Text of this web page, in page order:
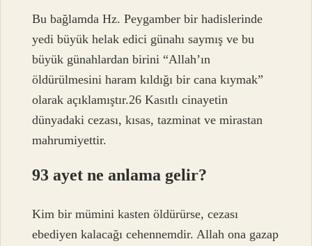
Bu bağlamda Hz. Peygamber bir hadislerinde
yedi büyük helak edici günahı saymış ve bu
büyük günahlardan birini “Allah’ın
öldürülmesini haram kıldığı bir cana kıymak”
olarak açıklamıştır.26 Kasıtlı cinayetin
dünyadaki cezası, kısas, tazminat ve mirastan
mahrumiyettir.
93 ayet ne anlama gelir?
Kim bir mümini kasten öldürürse, cezası
ebediyen kalacağı cehennemdir. Allah ona gazap